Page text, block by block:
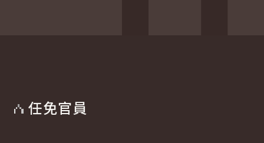
任免官員